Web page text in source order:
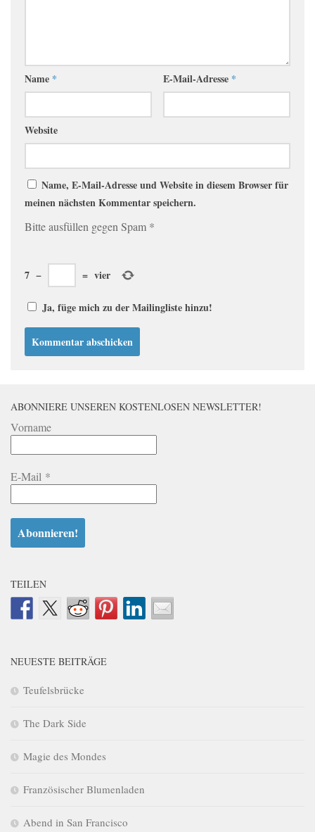
Name * E-Mail-Adresse *
Website
Name, E-Mail-Adresse und Website in diesem Browser für
meinen nächsten Kommentar speichern.
Bitte ausfüllen gegen Spam *
7 − = vier
Ja, füge mich zu der Mailingliste hinzu!
ABONNIERE UNSEREN KOSTENLOSEN NEWSLETTER!
Vorname
E-Mail *
TEILEN
NEUESTE BEITRÄGE
Teufelsbrücke
The Dark Side
Magie des Mondes
Französischer Blumenladen
Abend in San Francisco